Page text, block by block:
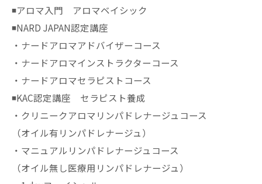
◾️アロマ入門 アロマベイシック
◾️NARD JAPAN認定講座
・ナードアロマアドバイザーコース
・ナードアロマインストラクターコース
・ナードアロマセラピストコース
◾️KAC認定講座 セラピスト養成
・クリニークアロマリンパドレナージュコース
（オイル有リンパドレナージュ）
・マニュアルリンパドレナージュコース
（オイル無し医療用リンパドレナージュ）